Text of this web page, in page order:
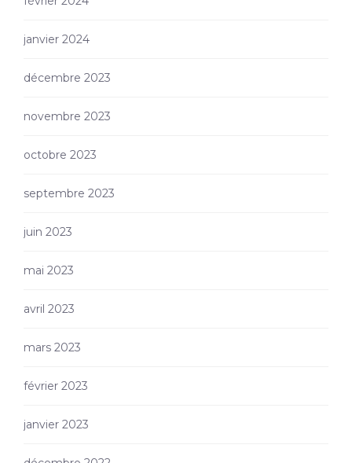
janvier 2024
décembre 2023
novembre 2023
octobre 2023
septembre 2023
juin 2023
mai 2023
avril 2023
mars 2023
février 2023
janvier 2023